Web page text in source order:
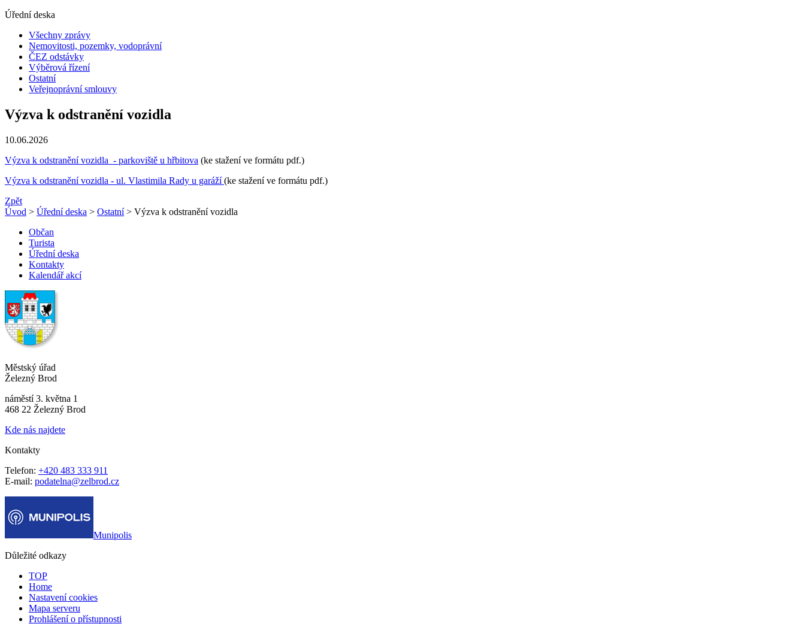
Úřední deska
Všechny zprávy
Nemovitosti, pozemky, vodoprávní
ČEZ odstávky
Výběrová řízení
Ostatní
Veřejnoprávní smlouvy
Výzva k odstranění vozidla
10.06.2026
Výzva k odstranění vozidla - parkoviště u hřbitova (ke stažení ve formátu pdf.)
Výzva k odstranění vozidla - ul. Vlastimila Rady u garáží(ke stažení ve formátu pdf.)
Zpět
Úvod > Úřední deska > Ostatní> Výzva k odstranění vozidla
Občan
Turista
Úřední deska
Kontakty
Kalendář akcí
Městský úřad
Železný Brod
náměstí 3. května 1
468 22 Železný Brod
Kde nás najdete
Kontakty
Telefon: +420 483 333 911
E-mail: podatelna@zelbrod.cz
Munipolis
Důležité odkazy
TOP
Home
Nastavení cookies
Mapa serveru
Prohlášení o přístupnosti